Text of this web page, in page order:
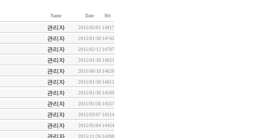
Name Date Hit
관리자 2015/05/01 14817
관리자 2015/01/30 14745
관리자 2015/02/12 14707
관리자 2015/01/30 14621
관리자 2015/06/10 14620
관리자 2015/01/30 14611
관리자 2015/01/30 14599
관리자 2015/01/30 14557
관리자 2015/03/07 14514
관리자 2015/05/04 14454
관리자 2015/11/26 14398